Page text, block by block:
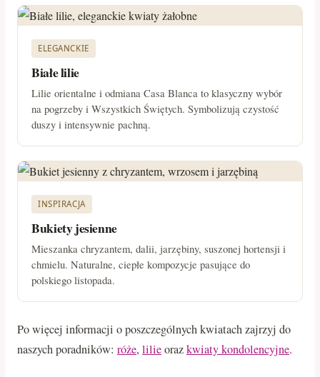
ELEGANCKIE
Białe lilie
Lilie orientalne i odmiana Casa Blanca to klasyczny wybór
na pogrzeby i Wszystkich Świętych. Symbolizują czystość
duszy i intensywnie pachną.
INSPIRACJA
Bukiety jesienne
Mieszanka chryzantem, dalii, jarzębiny, suszonej hortensji i
chmielu. Naturalne, ciepłe kompozycje pasujące do
polskiego listopada.
Po więcej informacji o poszczególnych kwiatach zajrzyj do
naszych poradników: róże, lilieorazkwiaty kondolencyjne.